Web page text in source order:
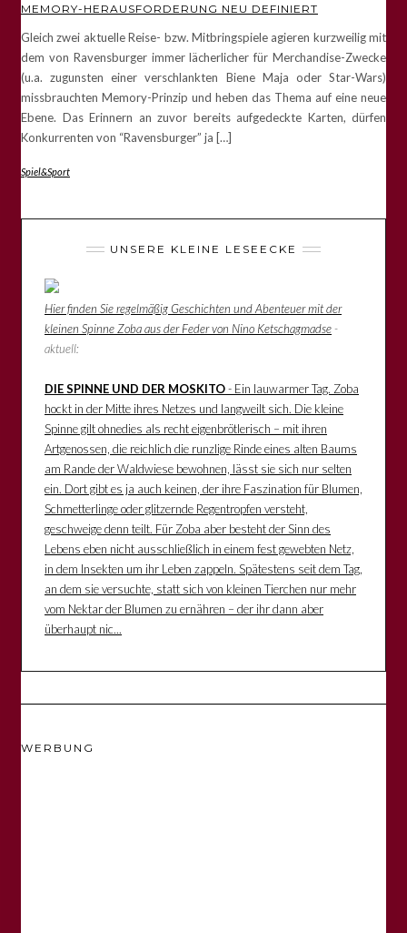
MEMORY-HERAUSFORDERUNG NEU DEFINIERT
Gleich zwei aktuelle Reise- bzw. Mitbringspiele agieren kurzweilig mit
dem von Ravensburger immer lächerlicher für Merchandise-Zwecke
(u.a. zugunsten einer verschlankten Biene Maja oder Star-Wars)
missbrauchten Memory-Prinzip und heben das Thema auf eine neue
Ebene. Das Erinnern an zuvor bereits aufgedeckte Karten, dürfen
Konkurrenten von “Ravensburger” ja […]
Spiel&Sport
UNSERE KLEINE LESEECKE
Hier finden Sie regelmäßig Geschichten und Abenteuer mit der
kleinen Spinne Zoba aus der Feder von Nino Ketschagmadse-
aktuell:
DIE SPINNE UND DER MOSKITO- Ein lauwarmer Tag. Zoba
hockt in der Mitte ihres Netzes und langweilt sich. Die kleine
Spinne gilt ohnedies als recht eigenbrötlerisch – mit ihren
Artgenossen, die reichlich die runzlige Rinde eines alten Baums
am Rande der Waldwiese bewohnen, lässt sie sich nur selten
ein. Dort gibt es ja auch keinen, der ihre Faszination für Blumen,
Schmetterlinge oder glitzernde Regentropfen versteht,
geschweige denn teilt. Für Zoba aber besteht der Sinn des
Lebens eben nicht ausschließlich in einem fest gewebten Netz,
in dem Insekten um ihr Leben zappeln. Spätestens seit dem Tag,
an dem sie versuchte, statt sich von kleinen Tierchen nur mehr
vom Nektar der Blumen zu ernähren – der ihr dann aber
überhaupt nic...
WERBUNG